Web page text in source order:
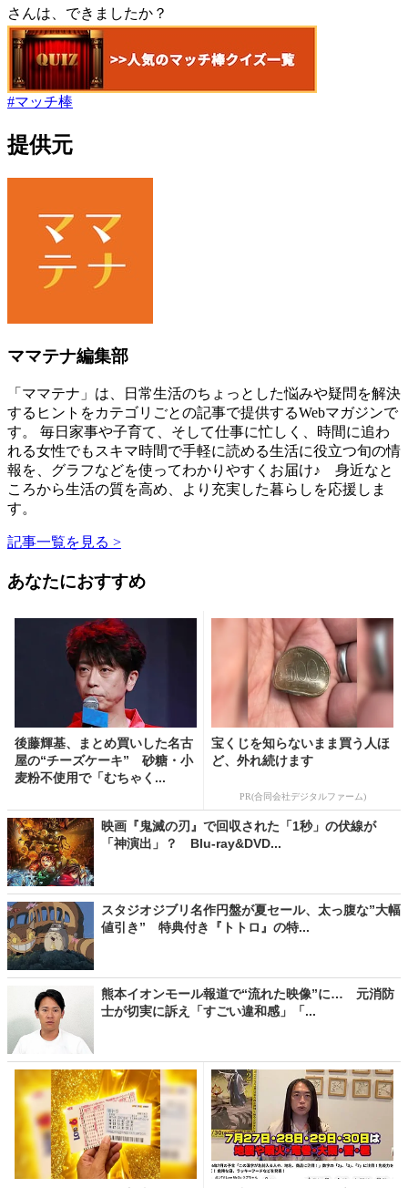
さんは、できましたか？
#マッチ棒
提供元
ママテナ編集部
「ママテナ」は、日常生活のちょっとした悩みや疑問を解決
するヒントをカテゴリごとの記事で提供するWebマガジンで
す。 毎日家事や子育て、そして仕事に忙しく、時間に追わ
れる女性でもスキマ時間で手軽に読める生活に役立つ旬の情
報を、グラフなどを使ってわかりやすくお届け♪ 身近なと
ころから生活の質を高め、より充実した暮らしを応援しま
す。
記事一覧を見る >
あなたにおすすめ
後藤輝基、まとめ買いした名古
屋の“チーズケーキ” 砂糖・小
麦粉不使用で「むちゃく...
宝くじを知らないまま買う人ほ
ど、外れ続けます
PR(合同会社デジタルファーム)
映画『鬼滅の刃』で回収された「1秒」の伏線が
「神演出」？ Blu-ray&DVD...
スタジオジブリ名作円盤が夏セール、太っ腹な”大幅
値引き” 特典付き『トトロ』の特...
熊本イオンモール報道で“流れた映像”に… 元消防
士が切実に訴え「すごい違和感」「...